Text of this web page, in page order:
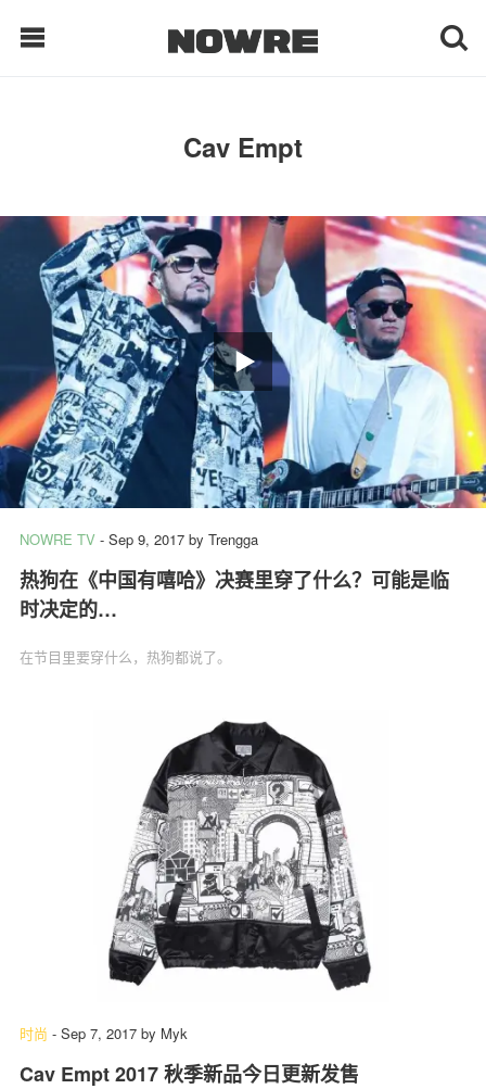
每日鲜榨
现客视点
每日栏目
时 尚
球 鞋
生 活
科 技
Cav Empt
NOWRE TV - Sep 9, 2017 by Trengga
热狗在《中国有嘻哈》决赛里穿了什么？可能是临
时决定的…
在节目里要穿什么，热狗都说了。
时尚 - Sep 7, 2017 by Myk
Cav Empt 2017 秋季新品今日更新发售